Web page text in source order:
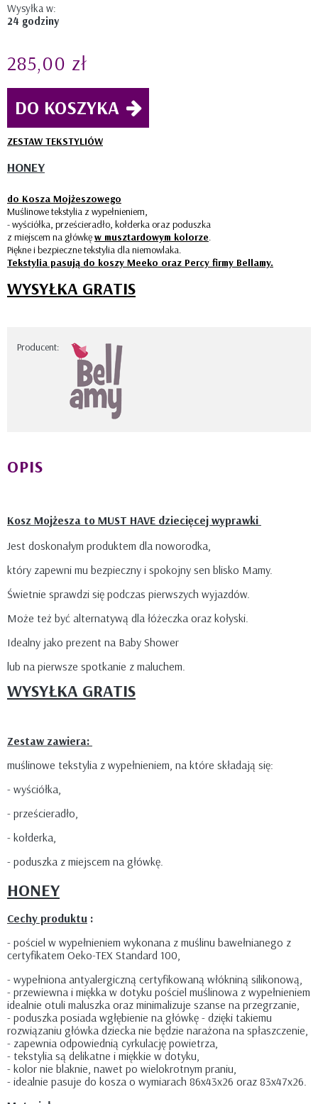
Wysyłka w:
24 godziny
285,00 zł
DO KOSZYKA
ZESTAW TEKSTYLIÓW
HONEY
do Kosza Mojżeszowego
Muślinowe tekstylia z wypełnieniem,
- wyściółka, prześcieradło, kołderka oraz poduszka
z miejscem na główkęw musztardowym kolorze.
Piękne i bezpieczne tekstylia dla niemowlaka.
Tekstylia pasują do koszy Meeko oraz Percy firmy Bellamy.
WYSYŁKA GRATIS
Producent:
OPIS
Kosz Mojżesza to MUST HAVE dziecięcej wyprawki
Jest doskonałym produktem dla noworodka,
który zapewni mu bezpieczny i spokojny sen blisko Mamy.
Świetnie sprawdzi się podczas pierwszych wyjazdów.
Może też być alternatywą dla łóżeczka oraz kołyski.
Idealny jako prezent na Baby Shower
lub na pierwsze spotkanie z maluchem.
WYSYŁKA GRATIS
Zestaw zawiera:
muślinowe tekstylia z wypełnieniem, na które składają się:
- wyściółka,
- prześcieradło,
- kołderka,
- poduszka z miejscem na główkę.
HONEY
Cechy produktu :
- pościel w wypełnieniem wykonana z muślinu bawełnianego z
certyfikatem Oeko-TEX Standard 100,
- wypełniona antyalergiczną certyfikowaną włókniną silikonową,
- przewiewna i miękka w dotyku pościel muślinowa z wypełnieniem
idealnie otuli maluszka oraz minimalizuje szanse na przegrzanie,
- poduszka posiada wgłębienie na główkę - dzięki takiemu
rozwiązaniu główka dziecka nie będzie narażona na spłaszczenie,
- zapewnia odpowiednią cyrkulację powietrza,
- tekstylia są delikatne i miękkie w dotyku,
- kolor nie blaknie, nawet po wielokrotnym praniu,
- idealnie pasuje do kosza o wymiarach 86x43x26 oraz 83x47x26.